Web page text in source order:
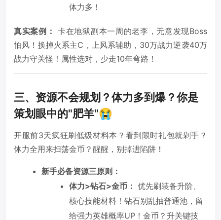
体力多！
真实案例： 卡在地狱副本一周的老李，无意发现Boss
怕风！换掉火系主C，上风系辅助，30万战力逆袭40万
战力守关怪！属性选对，少走10年弯路！
三、资源不会规划？体力多到爆？你是
策划眼中的"肥羊"😭
开服前3天疯狂刷低级材料本？看到限时礼包就剁手？
体力全用来扫荡金币？醒醒，别掉进陷阱！
新手必备资源三原则：
体力>钻石>金币： 优先刷装备升阶、
核心技能材料！钻石别乱抽普通池，留
给强力英雄概率UP！金币？升关键技